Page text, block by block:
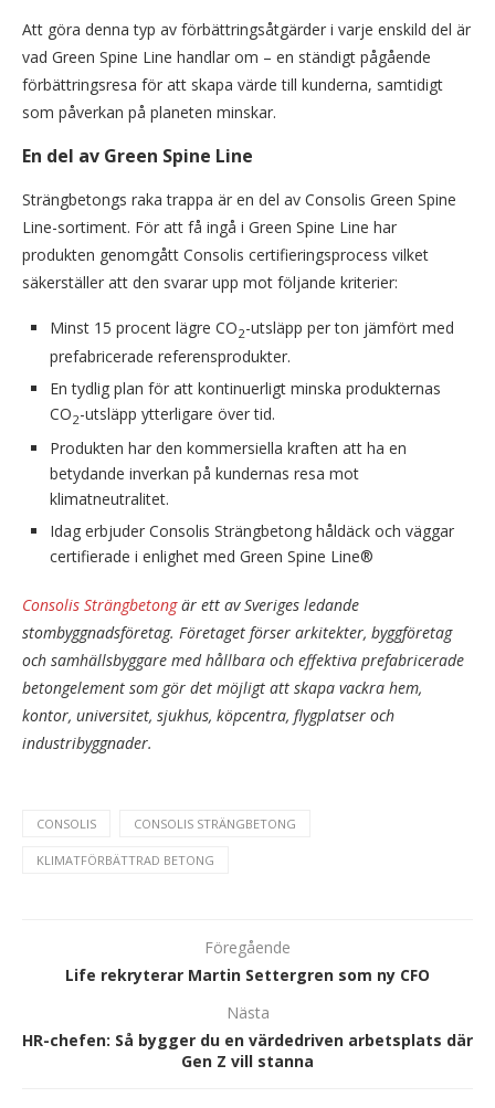
Att göra denna typ av förbättringsåtgärder i varje enskild del är
vad Green Spine Line handlar om – en ständigt pågående
förbättringsresa för att skapa värde till kunderna, samtidigt
som påverkan på planeten minskar.
En del av Green Spine Line
Strängbetongs raka trappa är en del av Consolis Green Spine
Line-sortiment. För att få ingå i Green Spine Line har
produkten genomgått Consolis certifieringsprocess vilket
säkerställer att den svarar upp mot följande kriterier:
Minst 15 procent lägre CO2-utsläpp per ton jämfört med
prefabricerade referensprodukter.
En tydlig plan för att kontinuerligt minska produkternas
CO2-utsläpp ytterligare över tid.
Produkten har den kommersiella kraften att ha en
betydande inverkan på kundernas resa mot
klimatneutralitet.
Idag erbjuder Consolis Strängbetong håldäck och väggar
certifierade i enlighet med Green Spine Line®
Consolis Strängbetongär ett av Sveriges ledande
stombyggnadsföretag. Företaget förser arkitekter, byggföretag
och samhällsbyggare med hållbara och effektiva prefabricerade
betongelement som gör det möjligt att skapa vackra hem,
kontor, universitet, sjukhus, köpcentra, flygplatser och
industribyggnader.
CONSOLIS CONSOLIS STRÄNGBETONG
KLIMATFÖRBÄTTRAD BETONG
Föregående
Life rekryterar Martin Settergren som ny CFO
Nästa
HR-chefen: Så bygger du en värdedriven arbetsplats där
Gen Z vill stanna